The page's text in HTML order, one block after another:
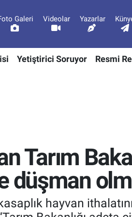
Galeri Videolar Yazarlar
Yetiştirici Soruyor Resmi
Tarım
düşman
hayvan